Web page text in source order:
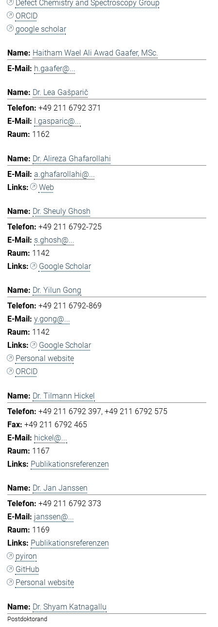
Defect Chemistry and Spectroscopy Group
ORCID
google scholar
Haitham Wael Ali Awad Gaafer, MSc.
h.gaafer@...
Dr. Lea Gašparič
+49 211 6792 371
l.gasparic@...
1162
Dr. Alireza Ghafarollahi
a.ghafarollahi@...
Web
Dr. Sheuly Ghosh
+49 211 6792-725
s.ghosh@...
1142
Google Scholar
Dr. Yilun Gong
+49 211 6792-869
y.gong@...
1142
Google Scholar
Personal website
ORCID
Dr. Tilmann Hickel
+49 211 6792 397 +49 211 6792 575
+49 211 6792 465
hickel@...
1167
Publikationsreferenzen
Dr. Jan Janssen
+49 211 6792 373
janssen@...
1169
Publikationsreferenzen
pyiron
GitHub
Personal website
Dr. Shyam Katnagallu
Postdoktorand